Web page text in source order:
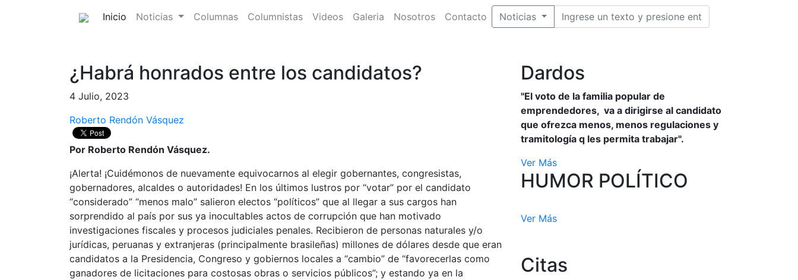
Inicio (current)
Noticias Columnas Columnistas Videos Galeria Nosotros Contacto Noticias
¿Habrá honrados entre los candidatos?
4 Julio, 2023
Roberto Rendón Vásquez
Por Roberto Rendón Vásquez.
¡Alerta! ¡Cuidémonos de nuevamente equivocarnos al elegir gobernantes, congresistas,
gobernadores, alcaldes o autoridades! En los últimos lustros por “votar” por el candidato
“considerado” “menos malo” salieron electos “políticos” que al llegar a sus cargos han
sorprendido al país por sus ya inocultables actos de corrupción que han motivado
investigaciones fiscales y procesos judiciales penales. Recibieron de personas naturales y/o
jurídicas, peruanas y extranjeras (principalmente brasileñas) millones de dólares desde que eran
candidatos a la Presidencia, Congreso y gobiernos locales a “cambio” de “favorecerlas como
ganadores de licitaciones para costosas obras o servicios públicos”; y estando ya en la
Dardos
"El voto de la familia popular de
emprendedores, va a dirigirse al candidato
que ofrezca menos, menos regulaciones y
tramitología q les permita trabajar".
Ver Más
HUMOR POLÍTICO
Ver Más
Citas